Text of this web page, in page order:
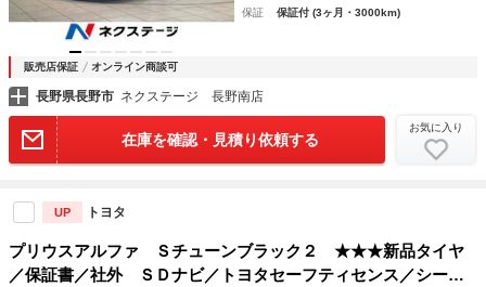
保証
保証付 (3ヶ月・3000km)
販売店保証 オンライン商談可
長野県長野市 ネクステージ 長野南店
在庫を確認・見積り依頼する
お気に入り
UP トヨタ
プリウスアルファ Ｓチューンブラック２ ★★★新品タイヤ
／保証書／社外 ＳＤナビ／トヨタセーフティセンス／シート